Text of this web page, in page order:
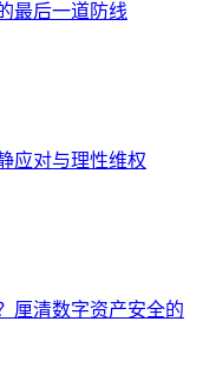
最后一道防线
应对与理性维权
厘清数字资产安全的